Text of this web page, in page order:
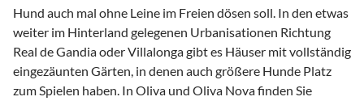
Hund auch mal ohne Leine im Freien dösen soll. In den etwas
weiter im Hinterland gelegenen Urbanisationen Richtung
Real de Gandia oder Villalonga gibt es Häuser mit vollständig
eingezäunten Gärten, in denen auch größere Hunde Platz
zum Spielen haben. In Oliva und Oliva Nova finden Sie